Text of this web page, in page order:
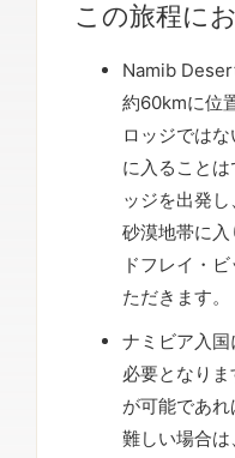
この旅程に
Namib
約60kmに位
ロッジでは
に入ること
ッジを出発
砂漠地帯に
ドフレイ・
ただきます。
ナミビア入
必要となり
が可能であれ
難しい場合は